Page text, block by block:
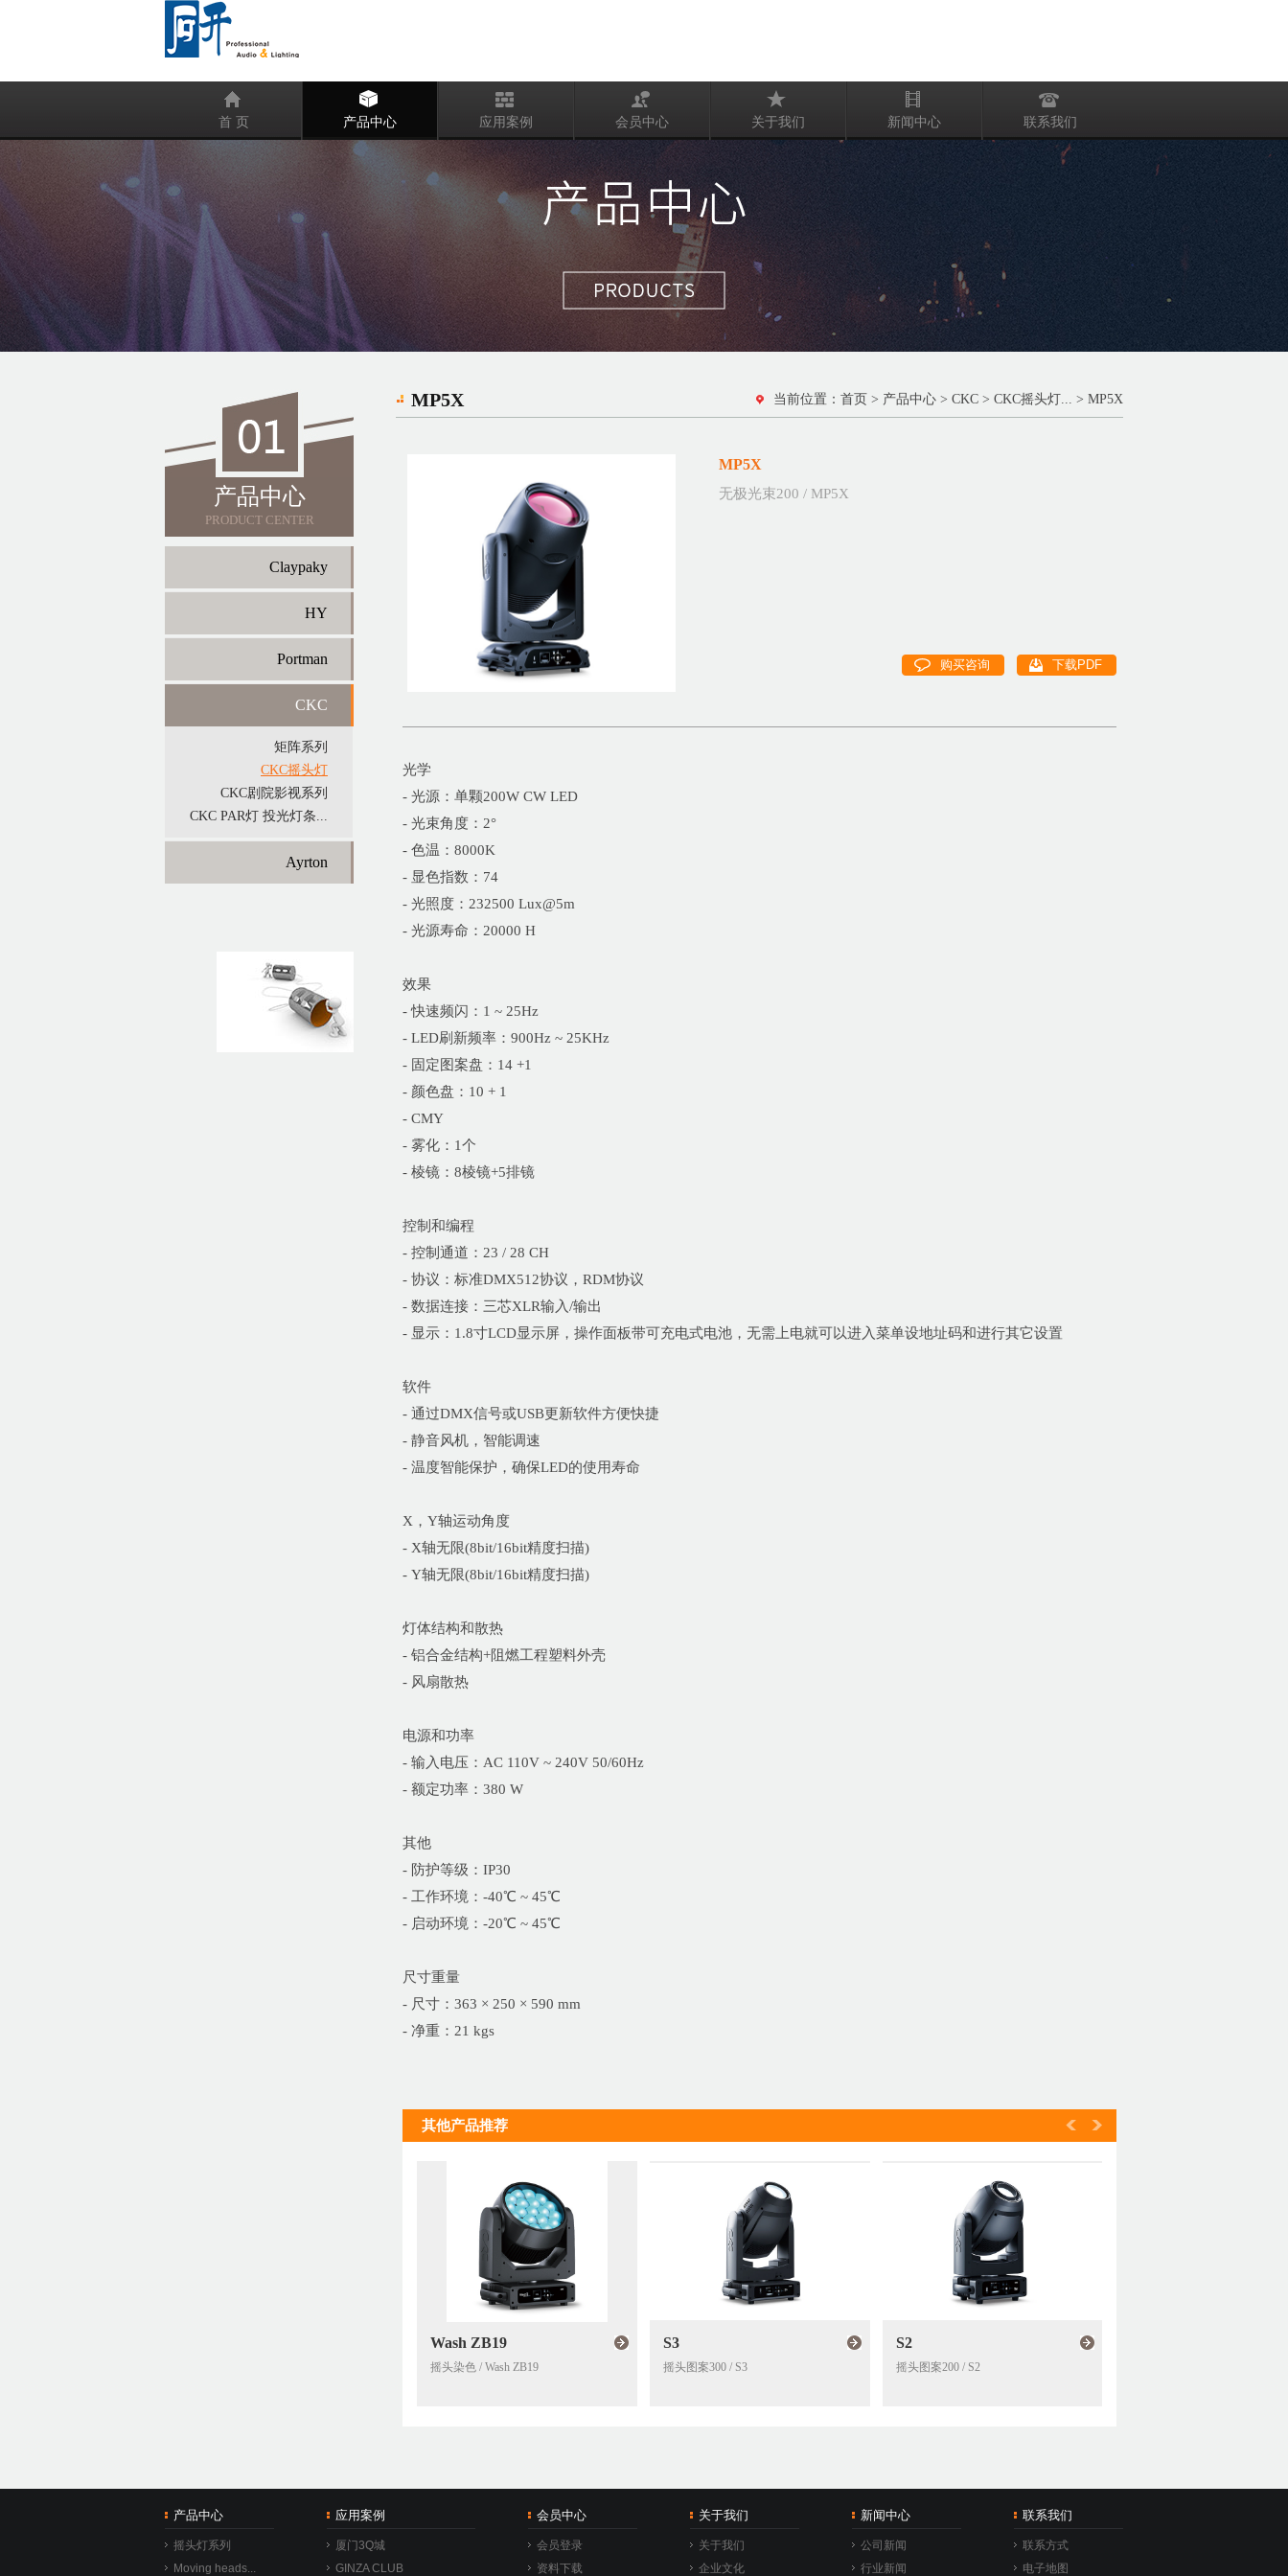
首 页 产品中心 应用案例 会员中心 关于我们 新闻中心 联系我们
产品中心
PRODUCT CENTER
Claypaky
HY
Portman
CKC
矩阵系列
CKC摇头灯
CKC剧院影视系列
CKC PAR灯 投光灯条...
Ayrton
当前位置： 首页 > 产品中心 > CKC > CKC摇头灯... > MP5X
MP5X
MP5X
无极光束200 / MP5X
购买咨询 下载PDF
光学
- 光源：单颗200W CW LED
- 光束角度：2°
- 色温：8000K
- 显色指数：74
- 光照度：232500 Lux@5m
- 光源寿命：20000 H
效果
- 快速频闪：1 ~ 25Hz
- LED刷新频率：900Hz ~ 25KHz
- 固定图案盘：14 +1
- 颜色盘：10 + 1
- CMY
- 雾化：1个
- 棱镜：8棱镜+5排镜
控制和编程
- 控制通道：23 / 28 CH
- 协议：标准DMX512协议，RDM协议
- 数据连接：三芯XLR输入/输出
- 显示：1.8寸LCD显示屏，操作面板带可充电式电池，无需上电就可以进入菜单设地址码和进行其它设置
软件
- 通过DMX信号或USB更新软件方便快捷
- 静音风机，智能调速
- 温度智能保护，确保LED的使用寿命
X，Y轴运动角度
- X轴无限(8bit/16bit精度扫描)
- Y轴无限(8bit/16bit精度扫描)
灯体结构和散热
- 铝合金结构+阻燃工程塑料外壳
- 风扇散热
电源和功率
- 输入电压：AC 110V ~ 240V 50/60Hz
- 额定功率：380 W
其他
- 防护等级：IP30
- 工作环境：-40℃ ~ 45℃
- 启动环境：-20℃ ~ 45℃
尺寸重量
- 尺寸：363 × 250 × 590 mm
- 净重：21 kgs
其他产品推荐
Wash ZB19
摇头染色 / Wash ZB19
S3
摇头图案300 / S3
S2
摇头图案200 / S2
产品中心
摇头灯系列
Moving heads...
应用案例
厦门3Q城
GINZA CLUB
会员中心
会员登录
资料下载
关于我们
关于我们
企业文化
新闻中心
公司新闻
行业新闻
联系我们
联系方式
电子地图